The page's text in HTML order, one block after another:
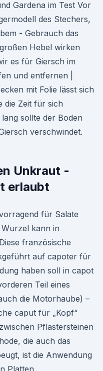
Gardena im Test Vor
des Stechers,
- Gebrauch das
Hebel wirken
es für Giersch im
und entfernen |
mit Folie lässt sich
die Zeit für sich
sollte der Boden
verschwindet.
Unkraut -
erlaubt
für Salate
kann in
französische
auf capoter für
haben soll in capot
Teil eines
die Motorhaube) –
caput für „Kopf“
Pflastersteinen
die auch das
ist die Anwendung
Platten.